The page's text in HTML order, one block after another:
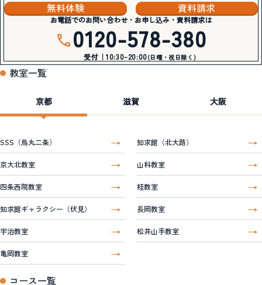
無料体験
資料請求
お電話でのお問い合わせ・お申し込み・資料請求は
0120-578-380
受付｜10:30-20:00(日曜・祝日除く)
教室一覧
京都 滋賀 大阪
SSS（烏丸二条） 知求館（北大路）
京大北教室 山科教室
四条西院教室 桂教室
知求館ギャラクシー（伏見） 長岡教室
宇治教室 松井山手教室
亀岡教室
コース一覧